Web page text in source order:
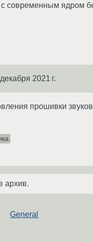
современным ядром
2021 г.
прошивки
архив.
General